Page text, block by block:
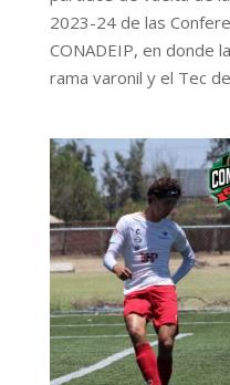
2023-24 de las
CONADEIP, en donde
rama varonil y el Tec